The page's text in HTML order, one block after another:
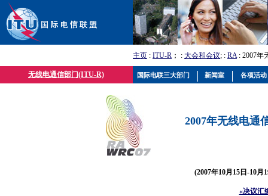
主页 : ITU-R ； : 大会和会议; : RA: 2007年
无线电通信部门(ITU-R)
2007年无线电通
(2007年10月15日-10月
«决议汇
国际电联三大部门 新闻室 各项活动